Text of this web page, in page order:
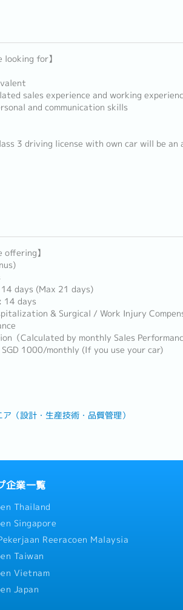
looking for】
sales experience and working
and communication skills
3 driving license with own car will be an
offering】
days (Max 21 days)
14 days
& Surgical / Work Injury
（Calculated by monthly Sales
1000/monthly (If you use your car)
（設計・生産技術・品質管理）
企業一覧
Thailand
Singapore
Reeracoen Malaysia
Taiwan
Vietnam
Japan